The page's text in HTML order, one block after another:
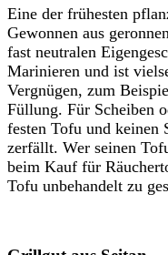
Eine der frühesten
Gewonnen aus
fast neutralen
Marinieren und ist
Vergnügen, zum
Füllung. Für Scheiben
festen Tofu und keinen
zerfällt. Wer seinen
beim Kauf für
Tofu unbehandelt zu